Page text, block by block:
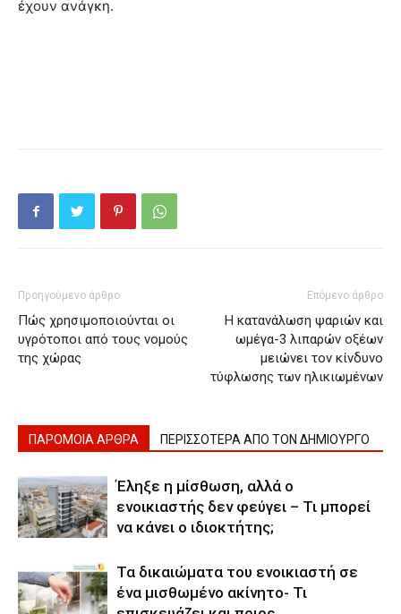
έχουν ανάγκη.
Προηγούμενο άρθρο
Πώς χρησιμοποιούνται οι
υγρότοποι από τους νομούς
της χώρας
Επόμενο άρθρο
Η κατανάλωση ψαριών και
ωμέγα-3 λιπαρών οξέων
μειώνει τον κίνδυνο
τύφλωσης των ηλικιωμένων
ΠΑΡΟΜΟΙΑ ΑΡΘΡΑ ΠΕΡΙΣΣΟΤΕΡΑ ΑΠΟ ΤΟΝ ΔΗΜΙΟΥΡΓΟ
Έληξε η μίσθωση, αλλά ο
ενοικιαστής δεν φεύγει – Τι μπορεί
να κάνει ο ιδιοκτήτης;
Τα δικαιώματα του ενοικιαστή σε
ένα μισθωμένο ακίνητο- Τι